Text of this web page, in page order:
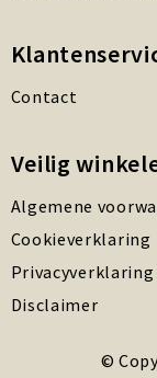
Contact
Veilig
Algemene
Cookieverklaring
Privacyverklaring
Disclaimer
©